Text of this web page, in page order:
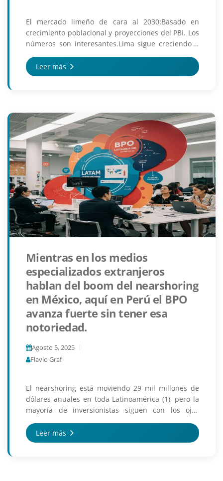
El mercado limeño de cara al 2030:Basado en
crecimiento poblacional y proyecciones del PBI. Los
números son interesantes.Lima sigue creciendo a
1.37% anual - ya somos 11.5 millones - y el PBI
peruano se ...
Leer más
Mientras en los medios
especializados extranjeros
hablan del boom del nearshoring
en México, aquí en Perú el BPO
avanza fuerte sin tener esa
notoriedad.
Agosto 5, 2025
Flavio Graf
El nearshoring está moviendo 29 mil millones de
dólares anuales en toda Latinoamérica (1), pero la
mayoría de inversionistas siguen con los ojos
puestos únicamente en el norte, México. Error.Lo
que e...
Leer más